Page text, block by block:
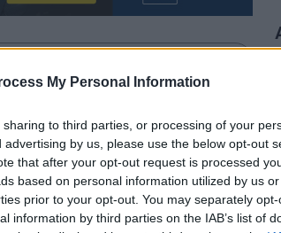
My Personal Information
to third parties, or processing of your
by us, please use the below opt-out
that after your opt-out request is processed
based on personal information utilized by us
prior to your opt-out. You may separately
information by third parties on the IAB’s list of
αναζήτησης.
Google
ελεύθερο του